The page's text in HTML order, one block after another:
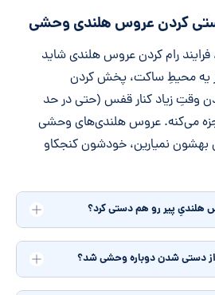
کردن عروس هلندی وحشی
فرایند رام کردن عروس هلندی شاید
از یه محیطِ ساکت، پخش کردن
وقتِ زیاد کنار قفس (حتی در حد
می‌کنه. عروس هلندی‌های وحشی
بهشون نمیارین، خودشون کنجکاو
هلندیِ پیر رو هم دستی کرد؟
از دستی شدن دوباره وحشی شد؟